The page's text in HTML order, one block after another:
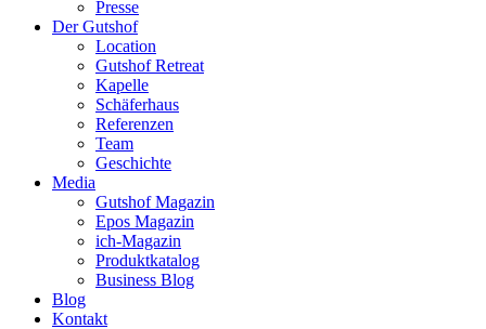
Presse
Der Gutshof
Location
Gutshof Retreat
Kapelle
Schäferhaus
Referenzen
Team
Geschichte
Media
Gutshof Magazin
Epos Magazin
ich-Magazin
Produktkatalog
Business Blog
Blog
Kontakt